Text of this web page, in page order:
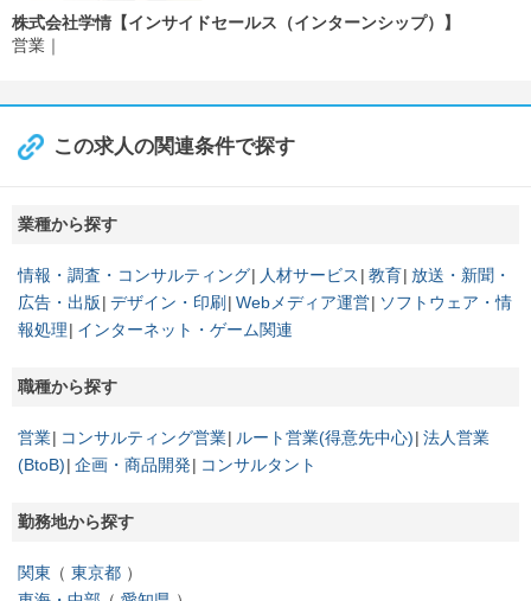
株式会社学情【インサイドセールス（インターンシップ）】
営業
この求人の関連条件で探す
業種から探す
情報・調査・コンサルティング 人材サービス 教育 放送・新聞・
広告・出版 デザイン・印刷 Webメディア運営
ソフトウェア・情
報処理
インターネット・ゲーム関連
職種から探す
営業 コンサルティング営業 ルート営業(得意先中心) 法人営業
(BtoB) 企画・商品開発 コンサルタント
勤務地から探す
関東
東京都